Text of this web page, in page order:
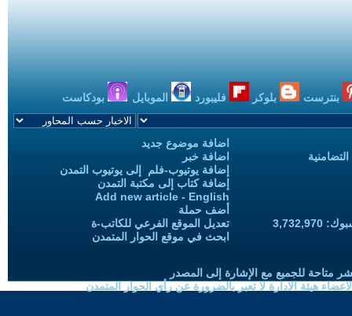
بنترست بلوكر فليبورد الموبايل بودكاست
اضافة موضوع جديد
اضافة خبر
إضافة يوتيوب-فلم إلى يوتيوب التمدن
إضافة كتاب إلى مكتبة التمدن
Add new article - English
أضف حملة
تعديل الموقع الفرعي للكاتب-ة
ابحث في موقع الحوار المتمدن
متاحة للجميع مع الإشارة إلى المصدر
هيئة الادارة لا تعبر بالضرورة عن رأي الحوار المتمدن